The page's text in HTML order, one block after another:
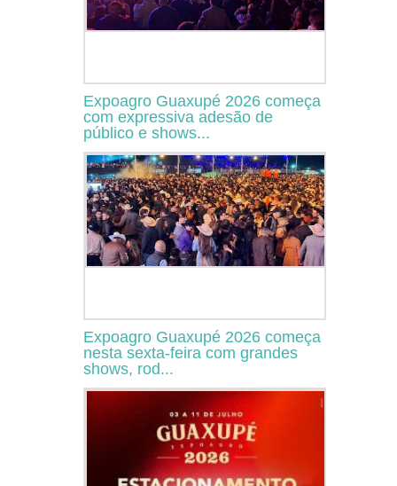
Expoagro Guaxupé 2026 começa
com expressiva adesão de
público e shows...
Expoagro Guaxupé 2026 começa
nesta sexta-feira com grandes
shows, rod...